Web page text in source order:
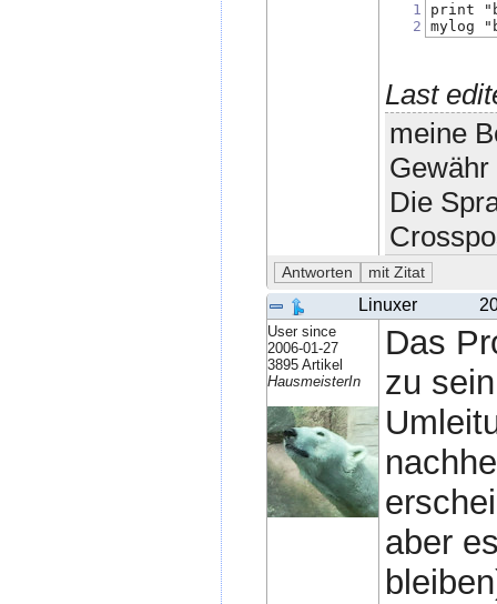
1
2
print
mylog
Last
meine
Die
Linuxer
User since
2006-01-27
3895 Artikel
HausmeisterIn
Das
zu
aber